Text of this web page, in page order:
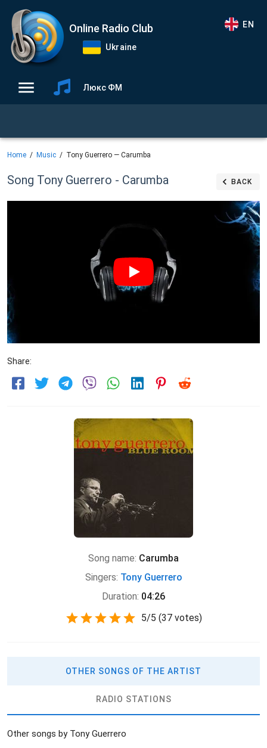
Online Radio Club
Ukraine
EN
Люкс ФМ
Home Music Tony Guerrero — Carumba
Song Tony Guerrero - Carumba BACK
Share:
Song name: Carumba
Singers: Tony Guerrero
Duration: 04:26
5/5 (37 votes)
OTHER SONGS OF THE ARTIST
RADIO STATIONS
Other songs by Tony Guerrero